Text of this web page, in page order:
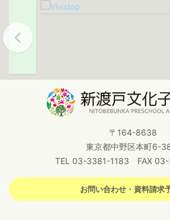
Previous
〒164-8638
東京都中野区本町6-
TEL 03-3381-1183 FAX 03-
お問い合わせ・資料請求